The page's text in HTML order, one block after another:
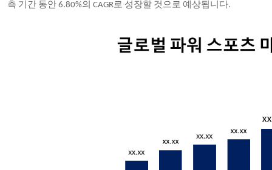
측 기간 동안 6.80%의 CAGR로 성장할 것으로 예상됩니다.